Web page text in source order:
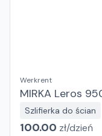
Werkrent
MIRKA Leros
Szlifierka do ścian
100.00 zł/dzień